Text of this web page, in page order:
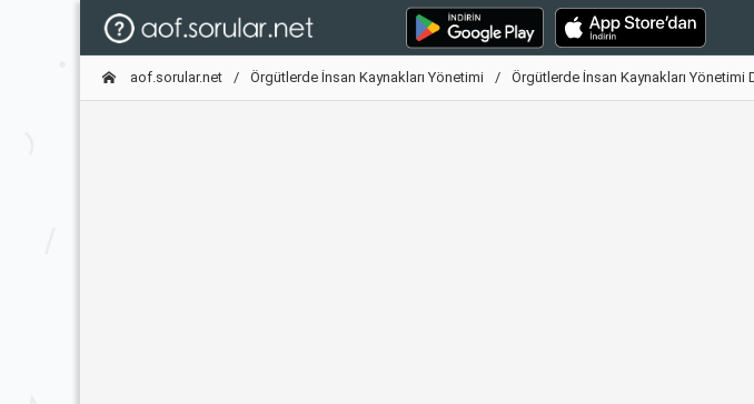
aof.sorular.net Örgütlerde İnsan Kaynakları Yönetimi Örgütlerde İnsan Kaynakları Yönetimi